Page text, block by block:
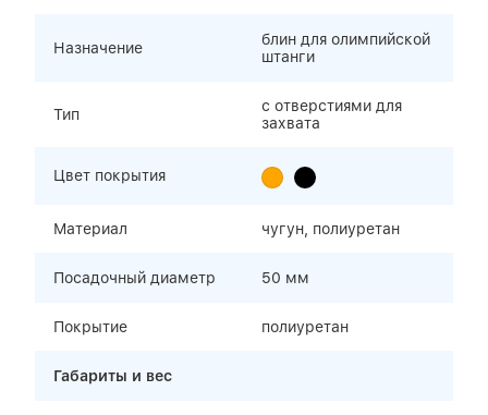
Назначение
блин для олимпийской
штанги
Тип
с отверстиями для
захвата
Цвет покрытия
Материал чугун, полиуретан
Посадочный диаметр 50 мм
Покрытие полиуретан
Габариты и вес